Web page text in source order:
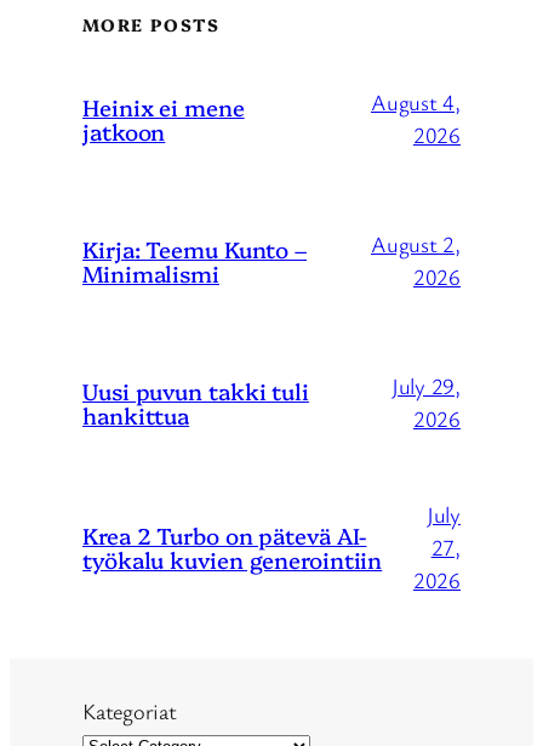
MORE POSTS
Heinix ei mene
jatkoon
August 4,
2026
Kirja: Teemu Kunto –
Minimalismi
August 2,
2026
Uusi puvun takki tuli
hankittua
July 29,
2026
Krea 2 Turbo on pätevä AI-
työkalu kuvien generointiin
July
27,
2026
Kategoriat